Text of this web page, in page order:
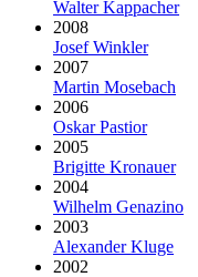
Walter Kappacher
2008
Josef Winkler
2007
Martin Mosebach
2006
Oskar Pastior
2005
Brigitte Kronauer
2004
Wilhelm Genazino
2003
Alexander Kluge
2002